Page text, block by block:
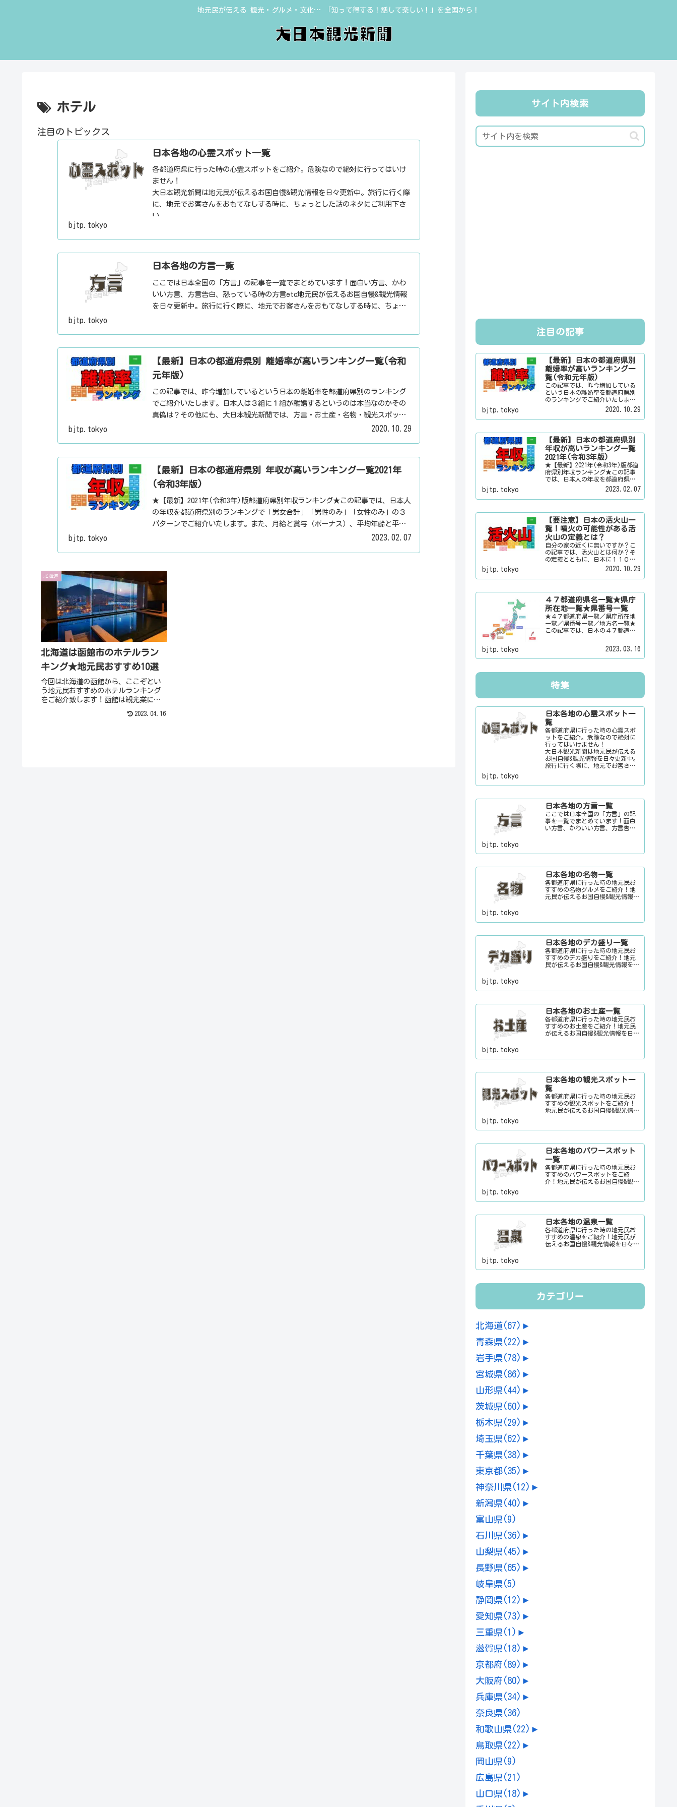
地元民が伝える 観光・グルメ・文化… 「知って得する！話して楽しい！」を全国から！
ホテル
注目のトピックス
日本各地の心霊スポット一覧
各都道府県に行った時の心霊スポットをご紹介。危険なので絶対に行ってはいけ
ません！
大日本観光新聞は地元民が伝えるお国自慢&観光情報を日々更新中。旅行に行く際
に、地元でお客さんをおもてなしする時に、ちょっとした話のネタにご利用下さ
い。
bjtp.tokyo
日本各地の方言一覧
ここでは日本全国の「方言」の記事を一覧でまとめています！面白い方言、かわ
いい方言、方言告白、怒っている時の方言etc地元民が伝えるお国自慢&観光情報
を日々更新中。旅行に行く際に、地元でお客さんをおもてなしする時に、ちょっ
bjtp.tokyo
【最新】日本の都道府県別 離婚率が高いランキング一覧(令和
元年版)
この記事では、昨今増加しているという日本の離婚率を都道府県別のランキング
でご紹介いたします。日本人は３組に１組が離婚するというのは本当なのかその
真偽は？その他にも、大日本観光新聞では、方言・お土産・名物・観光スポッ
ト・デートスポット・パワースポット・心霊スポットなどの各都道府県の観光情
bjtp.tokyo 2020.10.29
【最新】日本の都道府県別 年収が高いランキング一覧2021年
(令和3年版)
★【最新】2021年(令和3年)版都道府県別年収ランキング★この記事では、日本人
の年収を都道府県別のランキングで「男女合計」「男性のみ」「女性のみ」の３
パターンでご紹介いたします。また、月給と賞与（ボーナス）、平均年齢と平均
bjtp.tokyo 2023.02.07
北海道
北海道は函館市のホテルラン
キング★地元民おすすめ10選
今回は北海道の函館から、ここぞとい
う地元民おすすめのホテルランキング
をご紹介致します！函館は観光業に力
車で端から端まで回れるという小さな
2023.04.16
サイト内検索
注目の記事
【最新】日本の都道府県別
離婚率が高いランキング一
覧(令和元年版)
この記事では、昨今増加している
という日本の離婚率を都道府県別
のランキングでご紹介いたしま
す。日本人は３組に１組が離婚す
るというのは本当なのかその真偽
は？その他にも、大日本観光新聞
スポット・デートスポット・パワ
ースポット・心霊スポットなどの
各都道府県の観光情報・ローカル
情報を配信しています。
bjtp.tokyo 2020.10.29
【最新】日本の都道府県別
年収が高いランキング一覧
2021年(令和3年版)
★【最新】2021年(令和3年)版都道
府県別年収ランキング★この記事
では、日本人の年収を都道府県別
のランキングで「男女合計」「男
性のみ」「女性のみ」の３パター
ンでご紹介いたします。また、月
と平均の勤続年数についても表示
しています。
bjtp.tokyo 2023.02.07
【要注意】日本の活火山一
覧！噴火の可能性がある活
火山の定義とは？
自分の家の近くに無いですか？こ
の記事では、活火山とは何か？そ
の定義とともに、日本に１１０有
るという活火山を一覧でご紹介い
たします。その他にも、大日本観
光新聞では、方言・お土産・名
ト・パワースポット・心霊スポッ
トなどの各都道府県の観光情報・
ローカル情報を配信しています。
bjtp.tokyo 2020.10.29
４７都道府県名一覧★県庁
所在地一覧★県番号一覧
★４７都道府県一覧／県庁所在地
一覧／県番号一覧／地方名一覧★
この記事では、日本の４７都道府
す。それぞれの都道府県名、県庁
所在地、地方名のリンク先にはそ
います。
bjtp.tokyo 2023.03.16
特集
日本各地の心霊スポット一
覧
各都道府県に行った時の心霊スポ
ットをご紹介。危険なので絶対に
行ってはいけません！
大日本観光新聞は地元民が伝える
お国自慢&観光情報を日々更新中。
旅行に行く際に、地元でお客さん
bjtp.tokyo
日本各地の方言一覧
ここでは日本全国の「方言」の記
事を一覧でまとめています！面白
い方言、かわいい方言、方言告
お客さんをおもてなしする時に、
さい。
bjtp.tokyo
日本各地の名物一覧
各都道府県に行った時の地元民お
すすめの名物グルメをご紹介！地
元民が伝えるお国自慢&観光情報を
用下さい。
bjtp.tokyo
日本各地のデカ盛り一覧
各都道府県に行った時の地元民お
すすめのデカ盛りをご紹介！地元
民が伝えるお国自慢&観光情報を
用下さい。
bjtp.tokyo
日本各地のお土産一覧
各都道府県に行った時の地元民お
すすめのお土産をご紹介！地元民
が伝えるお国自慢&観光情報を日々
さい。
bjtp.tokyo
日本各地の観光スポット一
覧
各都道府県に行った時の地元民お
すすめの観光スポットをご紹介！
地元民が伝えるお国自慢&観光情報
時に、ちょっとした話のネタにご
bjtp.tokyo
日本各地のパワースポット
一覧
各都道府県に行った時の地元民お
すすめのパワースポットをご紹
介！地元民が伝えるお国自慢&観光
する時に、ちょっとした話のネタ
bjtp.tokyo
日本各地の温泉一覧
各都道府県に行った時の地元民お
すすめの温泉をご紹介！地元民が
伝えるお国自慢&観光情報を日々更
bjtp.tokyo
カテゴリー
北海道(67) ►
青森県(22) ►
岩手県(78) ►
宮城県(86) ►
山形県(44) ►
茨城県(60) ►
栃木県(29) ►
埼玉県(62) ►
千葉県(38) ►
東京都(35) ►
神奈川県(12) ►
新潟県(40) ►
富山県(9)
石川県(36) ►
山梨県(45) ►
長野県(65) ►
岐阜県(5)
静岡県(12) ►
愛知県(73) ►
三重県(1) ►
滋賀県(18) ►
京都府 (89) ►
大阪府 (80) ►
兵庫県(34) ►
奈良県(36)
和歌山県(22) ►
鳥取県(22) ►
岡山県(9)
広島県(21)
山口県(18) ►